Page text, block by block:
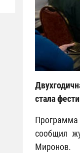
стала
Программа
сообщил
Миронов.